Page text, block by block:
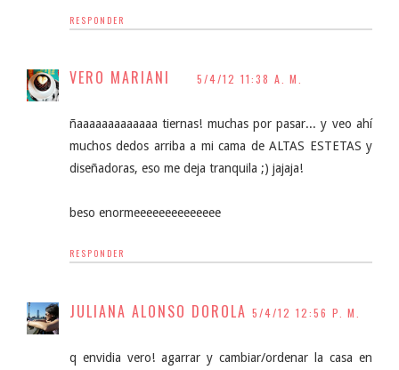
RESPONDER
VERO MARIANI 5/4/12 11:38 A. M.
ñaaaaaaaaaaaaa tiernas! muchas por pasar... y veo ahí
muchos dedos arriba a mi cama de ALTAS ESTETAS y
diseñadoras, eso me deja tranquila ;) jajaja!
beso enormeeeeeeeeeeeeee
RESPONDER
JULIANA ALONSO DOROLA 5/4/12 12:56 P. M.
q envidia vero! agarrar y cambiar/ordenar la casa en